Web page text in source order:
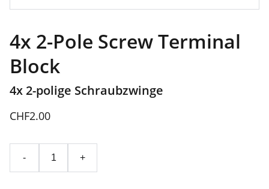
4x 2-Pole Screw Terminal
Block
4x 2-polige Schraubzwinge
CHF2.00
- +